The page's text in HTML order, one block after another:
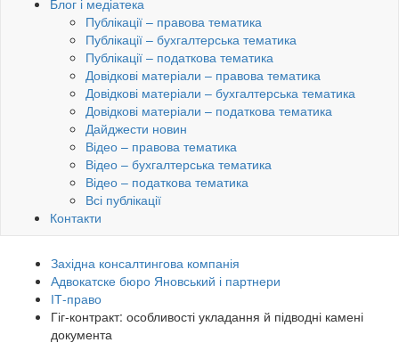
Блог і медіатека
Публікації – правова тематика
Публікації – бухгалтерська тематика
Публікації – податкова тематика
Довідкові матеріали – правова тематика
Довідкові матеріали – бухгалтерська тематика
Довідкові матеріали – податкова тематика
Дайджести новин
Відео – правова тематика
Відео – бухгалтерська тематика
Відео – податкова тематика
Всі публікації
Контакти
Західна консалтингова компанія
Адвокатске бюро Яновський і партнери
ІТ-право
Гіг-контракт: особливості укладання й підводні камені
документа